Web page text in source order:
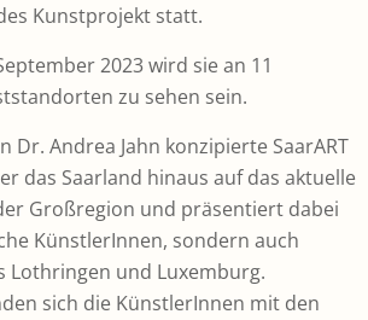
Kunstprojekt statt.
2023 wird sie an 11
zu sehen sein.
Dr. Andrea Jahn konzipierte SaarART
das Saarland hinaus auf das aktuelle
Großregion und präsentiert dabei
KünstlerInnen, sondern auch
Lothringen und Luxemburg.
sich die KünstlerInnen mit den